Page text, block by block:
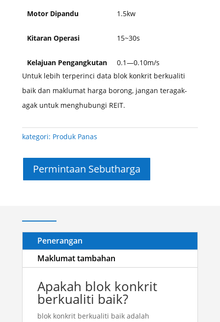
Motor Dipandu 1.5kw
Kitaran Operasi 15~30s
Kelajuan Pengangkutan
0.1—0.10m/s
Untuk lebih terperinci data blok konkrit berkualiti
baik dan maklumat harga borong, jangan teragak-
agak untuk menghubungi REIT.
kategori: Produk Panas
Permintaan Sebutharga
Penerangan
Maklumat tambahan
Apakah blok konkrit
berkualiti baik?
blok konkrit berkualiti baik adalah